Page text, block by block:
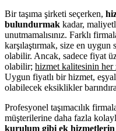
Bir taşıma şirketi seçerken,
bulundurmak kadar,
unutmamalısınız. Farklı
karşılaştırmak, size en uygun
olabilir. Ancak, sadece fiyat
olabilir; hizmet kalitesinin
Uygun fiyatlı bir hizmet,
olabilecek eksiklikler
Profesyonel taşımacılık
müşterilerine daha fazla
kurulum gibi ek hizmetlerin